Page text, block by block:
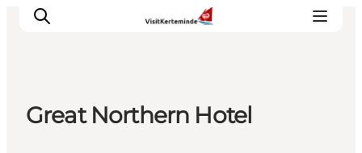
Great Northern Hotel